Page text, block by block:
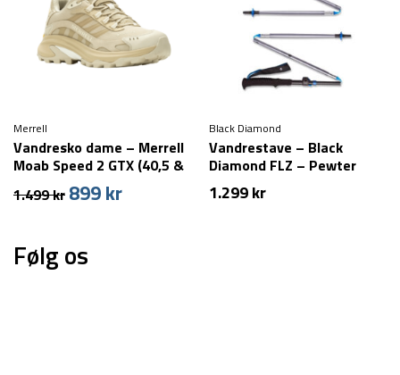
Merrell
Vandresko dame – Merrell
Moab Speed 2 GTX (40,5 &
42,5 tilbage)
1.499kr Den
var:
1.499 kr.
899krDen
Black Diamond
Vandrestave – Black
Diamond FLZ – Pewter
1.299kr
Følg os